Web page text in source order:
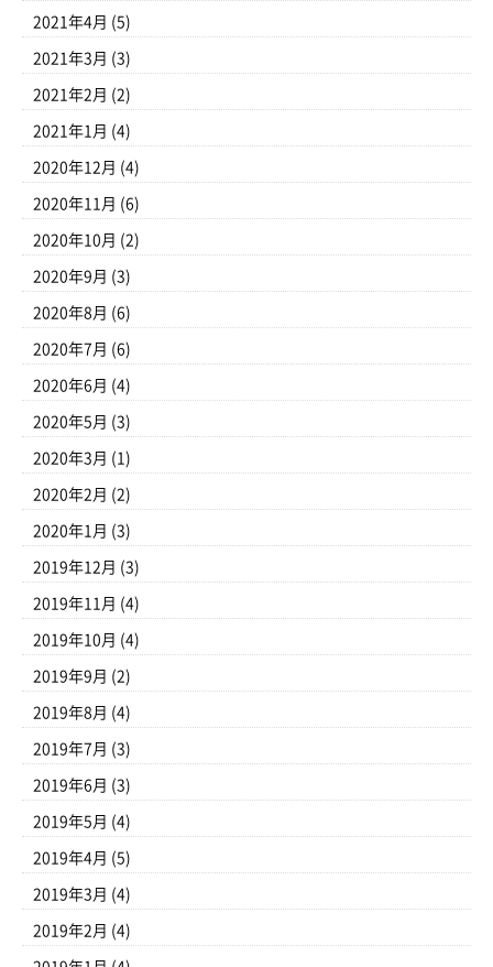
2021年4月 (5)
2021年3月 (3)
2021年2月 (2)
2021年1月 (4)
2020年12月 (4)
2020年11月 (6)
2020年10月 (2)
2020年9月 (3)
2020年8月 (6)
2020年7月 (6)
2020年6月 (4)
2020年5月 (3)
2020年3月 (1)
2020年2月 (2)
2020年1月 (3)
2019年12月 (3)
2019年11月 (4)
2019年10月 (4)
2019年9月 (2)
2019年8月 (4)
2019年7月 (3)
2019年6月 (3)
2019年5月 (4)
2019年4月 (5)
2019年3月 (4)
2019年2月 (4)